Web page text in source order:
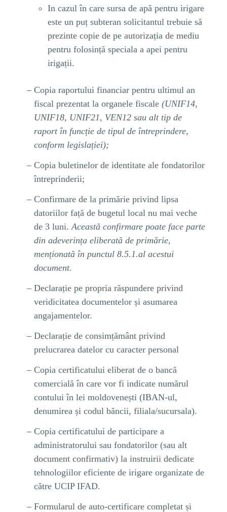
In cazul în care sursa de apă pentru irigare
este un puț subteran solicitantul trebuie să
prezinte copie de pe autorizația de mediu
pentru folosință speciala a apei pentru
irigații.
Copia raportului financiar pentru ultimul an
fiscal prezentat la organele fiscale (UNIF14,
UNIF18, UNIF21, VEN12 sau alt tip de
raport în funcție de tipul de întreprindere,
conform legislației);
Copia buletinelor de identitate ale fondatorilor
întreprinderii;
Confirmare de la primărie privind lipsa
datoriilor față de bugetul local nu mai veche
de 3 luni. Această confirmare poate face parte
din adeverința eliberată de primărie,
menționată în punctul 8.5.1.al acestui
document.
Declarație pe propria răspundere privind
veridicitatea documentelor și asumarea
angajamentelor.
Declarație de consimțământ privind
prelucrarea datelor cu caracter personal
Copia certificatului eliberat de o bancă
comercială în care vor fi indicate numărul
contului în lei moldovenești (IBAN-ul,
denumirea și codul băncii, filiala/sucursala).
Copia certificatului de participare a
administratorului sau fondatorilor (sau alt
document confirmativ) la instruirii dedicate
tehnologiilor eficiente de irigare organizate de
către UCIP IFAD.
Formularul de auto-certificare completat și